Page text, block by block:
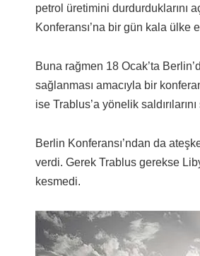
petrol üretimini durdurduklarını
Konferansı’na bir gün kala ülke
Buna rağmen 18 Ocak’ta
sağlanması amacıyla bir
ise Trablus’a yönelik
Berlin Konferansı’ndan da
verdi. Gerek Trablus gerekse
kesmedi.